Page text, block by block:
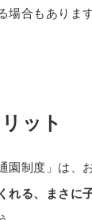
場合もあります
ット
園制度」は、
れる、まさに